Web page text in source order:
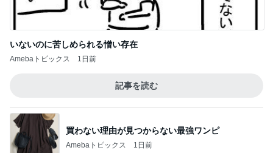
いないのに苦しめられる憎い存在
Amebaトピックス 1日前
記事を読む
買わない理由が見つからない最強ワンピ
Amebaトピックス 1日前